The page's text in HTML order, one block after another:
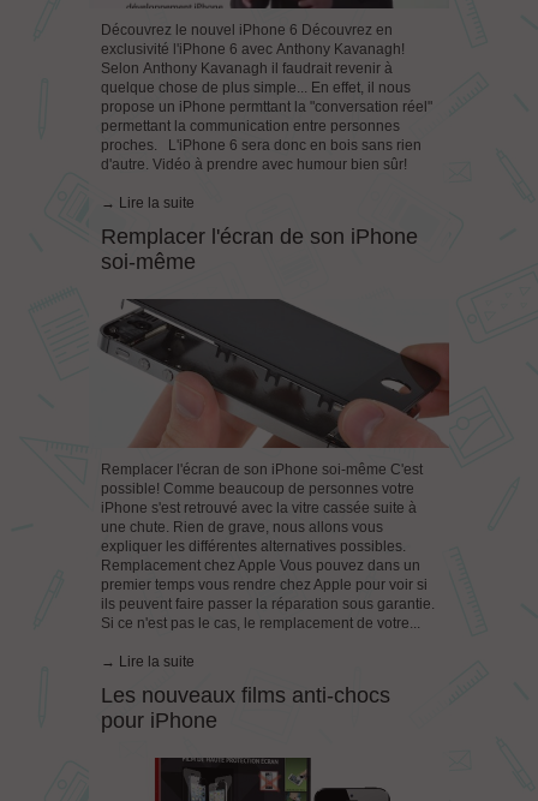
Découvrez le nouvel iPhone 6 Découvrez en
exclusivité l'iPhone 6 avec Anthony Kavanagh!
Selon Anthony Kavanagh il faudrait revenir à
quelque chose de plus simple... En effet, il nous
propose un iPhone permttant la "conversation réel"
permettant la communication entre personnes
proches. L'iPhone 6 sera donc en bois sans rien
d'autre. Vidéo à prendre avec humour bien sûr!
→ Lire la suite
Remplacer l'écran de son iPhone
soi-même
Remplacer l'écran de son iPhone soi-même C'est
possible! Comme beaucoup de personnes votre
iPhone s'est retrouvé avec la vitre cassée suite à
une chute. Rien de grave, nous allons vous
expliquer les différentes alternatives possibles.
Remplacement chez Apple Vous pouvez dans un
premier temps vous rendre chez Apple pour voir si
ils peuvent faire passer la réparation sous garantie.
Si ce n'est pas le cas, le remplacement de votre...
→ Lire la suite
Les nouveaux films anti-chocs
pour iPhone